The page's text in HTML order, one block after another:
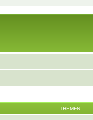
THEMEN